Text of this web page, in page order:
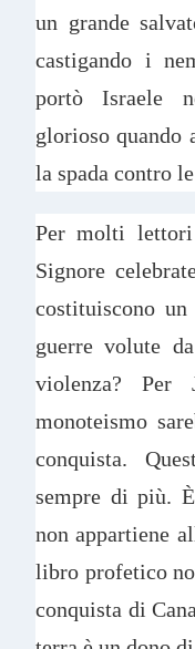
un grande
castigando i
portò Israele
glorioso quando
la spada contro
Per molti
Signore
costituiscono
guerre volute
violenza? Per
monoteismo
conquista.
sempre di più.
non appartiene
libro profetico
conquista di